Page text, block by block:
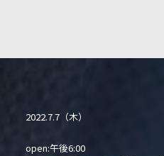
2022.7.7（木）
open:午後6:00